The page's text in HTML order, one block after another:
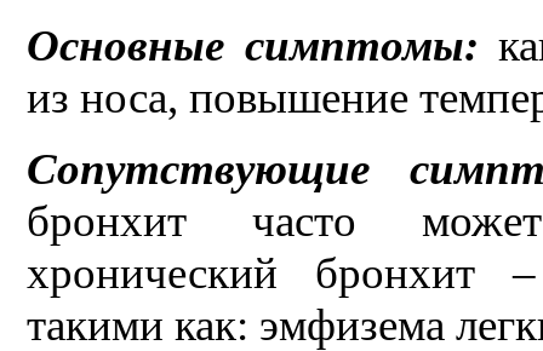
Основные симптомы:
из носа, повышение
Сопутствующие
бронхит часто
хронический бронхит
такими как: эмфизема